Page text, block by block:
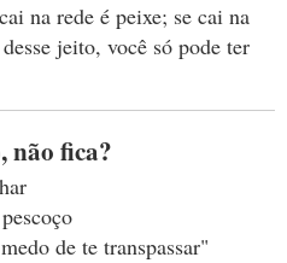
na rede é peixe; se cai na
jeito, você só pode ter
não fica?
de te transpassar"